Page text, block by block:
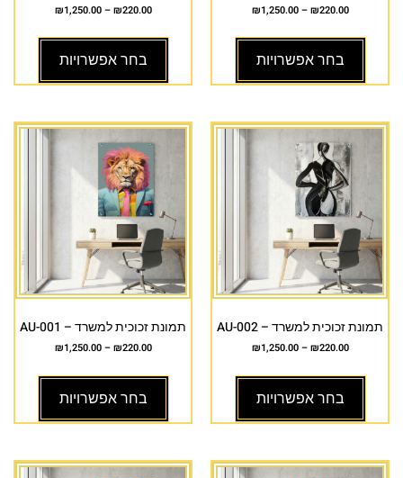
₪220.00
–
₪1,250.00
בחר אפשרויות
₪220.00
–
₪1,250.00
בחר אפשרויות
תמונת זכוכית למשרד – AU-002
₪220.00
–
₪1,250.00
בחר אפשרויות
תמונת זכוכית למשרד – AU-001
₪220.00
–
₪1,250.00
בחר אפשרויות